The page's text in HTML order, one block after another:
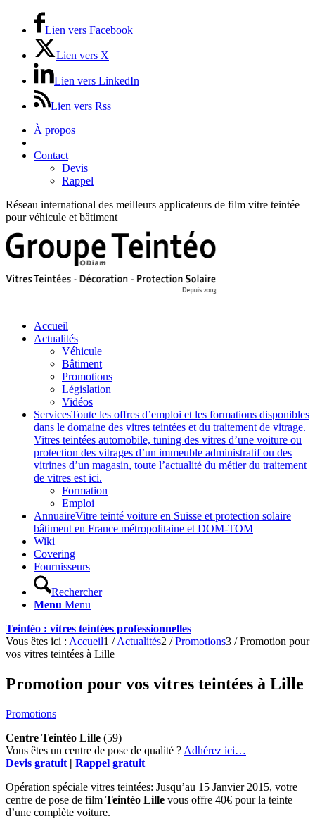
Lien vers Facebook
Lien vers X
Lien vers LinkedIn
Lien vers Rss
À propos
Contact
Devis
Rappel
Réseau international des meilleurs applicateurs de film vitre teintée
pour véhicule et bâtiment
Accueil
Actualités
Véhicule
Bâtiment
Promotions
Législation
Vidéos
ServicesToute les offres d’emploi et les formations disponibles
dans le domaine des vitres teintées et du traitement de vitrage.
Vitres teintées automobile, tuning des vitres d’une voiture ou
protection des vitrages d’un immeuble administratif ou des
vitrines d’un magasin, toute l’actualité du métier du traitement
de vitres est ici.
Formation
Emploi
AnnuaireVitre teinté voiture en Suisse et protection solaire
bâtiment en France métropolitaine et DOM-TOM
Wiki
Covering
Fournisseurs
Rechercher
Menu Menu
Teintéo : vitres teintées professionnelles
Vous êtes ici : Accueil1 / Actualités2 / Promotions3 / Promotion pour
vos vitres teintées à Lille
Promotion pour vos vitres teintées à Lille
Promotions
Centre Teintéo Lille (59)
Vous êtes un centre de pose de qualité ? Adhérez ici…
Devis gratuit | Rappel gratuit
Opération spéciale vitres teintées: Jusqu’au 15 Janvier 2015, votre
centre de pose de film Teintéo Lille vous offre 40€ pour la teinte
d’une complète voiture.